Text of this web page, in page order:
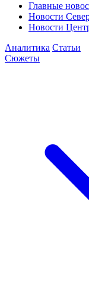
Главные
Новости
Новости
Аналитика Статьи
Сюжеты